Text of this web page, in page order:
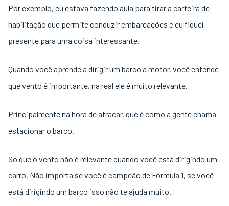
Por exemplo, eu estava fazendo aula para tirar a carteira de
habilitação que permite conduzir embarcações e eu fiquei
presente para uma coisa interessante.
Quando você aprende a dirigir um barco a motor, você entende
que vento é importante, na real ele é muito relevante.
Principalmente na hora de atracar, que é como a gente chama
estacionar o barco.
Só que o vento não é relevante quando você está dirigindo um
carro. Não importa se você é campeão de Fórmula 1, se você
está dirigindo um barco isso não te ajuda muito.